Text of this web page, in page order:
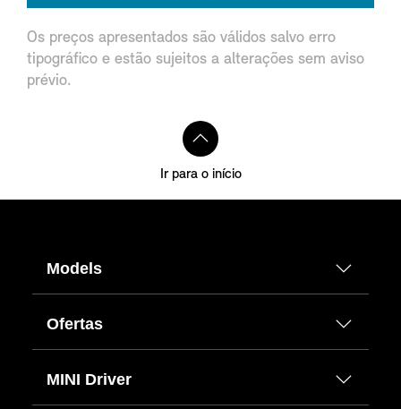
Os preços apresentados são válidos salvo erro
tipográfico e estão sujeitos a alterações sem aviso
prévio.
Ir para o início
Models
Ofertas
MINI Driver